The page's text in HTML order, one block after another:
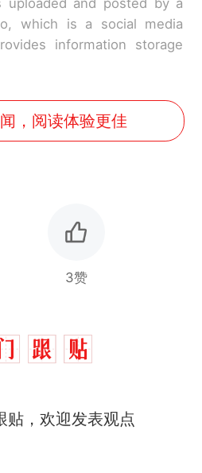
which is a social media
information storage
，阅读体验更佳
3赞
贴，欢迎发表观点
多万人报名的考试，成绩
改国名，总统就邀请中